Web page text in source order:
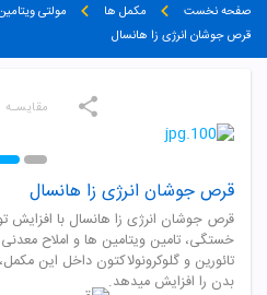
صفحه نخست مکمل ها مولتی
قرص جوشان انرژی زا هانسال
قرص جوشان انرژی زا هانسال
قرص جوشان انرژی زا هانسال با افزایش
خستگی، تامین ویتامین ها و املاح
تائورین و گلوکرونولاکتون داخل این
بدن را افزایش میدهد.
مقایسـه